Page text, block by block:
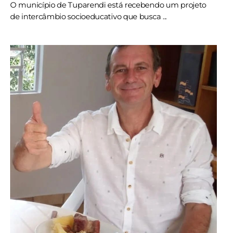
O município de Tuparendi está recebendo um projeto
de intercâmbio socioeducativo que busca ...